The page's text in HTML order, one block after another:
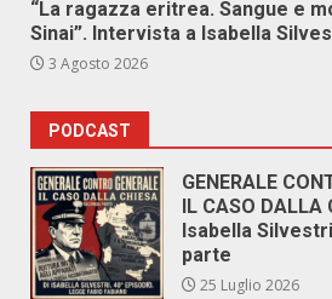
“La ragazza eritrea. Sangue e
Sinai”. Intervista a Isabella
3 Agosto 2026
PODCAST
GENERALE
IL CASO DALLA
Isabella
parte
25 Luglio 2026